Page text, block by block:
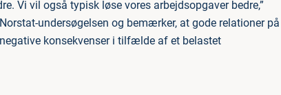
Vi vil også typisk løse vores arbejdsopgaver bedre,”
undersøgelsen og bemærker, at gode relationer på
konsekvenser i tilfælde af et belastet